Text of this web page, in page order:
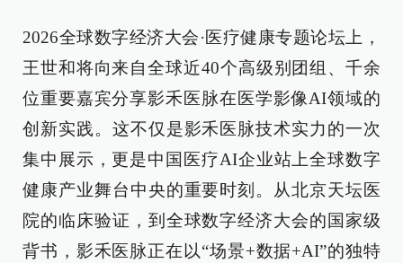
2026全球数字经济大会·医疗健康专题论坛上，
王世和将向来自全球近40个高级别团组、千余
位重要嘉宾分享影禾医脉在医学影像AI领域的
创新实践。这不仅是影禾医脉技术实力的一次
集中展示，更是中国医疗AI企业站上全球数字
健康产业舞台中央的重要时刻。从北京天坛医
院的临床验证，到全球数字经济大会的国家级
背书，影禾医脉正在以“场景+数据+AI”的独特